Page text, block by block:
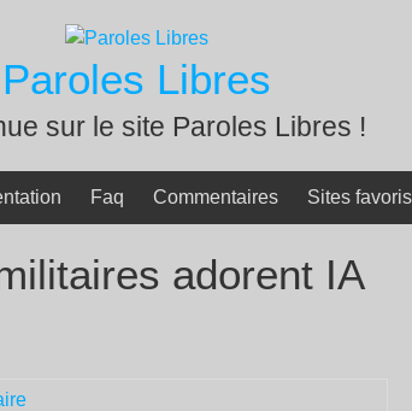
Paroles Libres
sur le site Paroles Libres !
Faq Commentaires Sites favoris
adorent IA